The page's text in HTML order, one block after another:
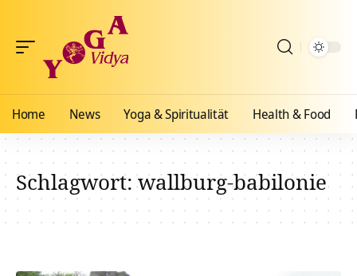
Home News Yoga & Spiritualität Health & Food
Schlagwort:wallburg-babilonie